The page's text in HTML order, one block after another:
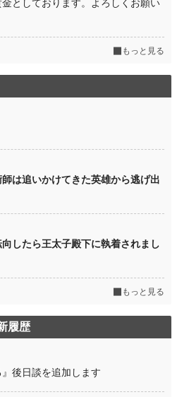
としております。よろしくお願い
もっと見る
は追いかけてきた英雄から逃げ出
したら王太子殿下に執着されまし
もっと見る
履歴
』後日談を追加します